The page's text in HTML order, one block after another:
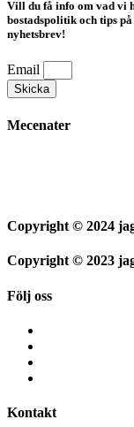
Vill du få info om vad vi
bostadspolitik och tips
nyhetsbrev!
Email
Skicka
Mecenater
Copyright © 2024
Copyright © 2023
Följ oss
Kontakt